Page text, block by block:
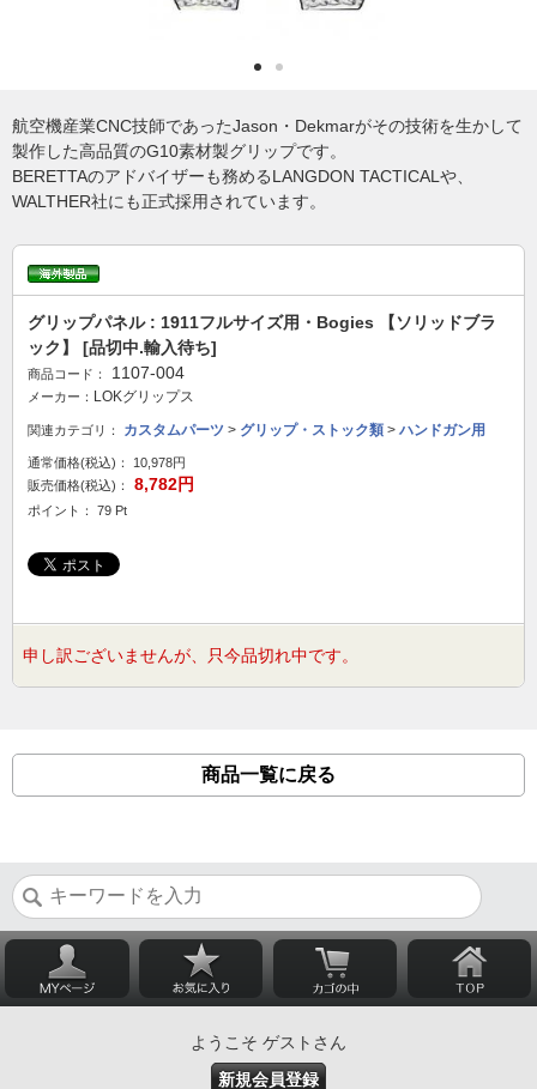
航空機産業CNC技師であったJason・Dekmarがその技術を生かして
製作した高品質のG10素材製グリップです。
BERETTAのアドバイザーも務めるLANGDON TACTICALや、
WALTHER社にも正式採用されています。
グリップパネル : 1911フルサイズ用・Bogies 【ソリッドブラ
ック】 [品切中.輸入待ち]
商品コード： 1107-004
メーカー： LOKグリップス
関連カテゴリ： カスタムパーツ > グリップ・ストック類 > ハンドガン用
通常価格(税込)：
10,978円
販売価格(税込)：
8,782円
ポイント： 79 Pt
申し訳ございませんが、只今品切れ中です。
商品一覧に戻る
ようこそ ゲストさん
新規会員登録